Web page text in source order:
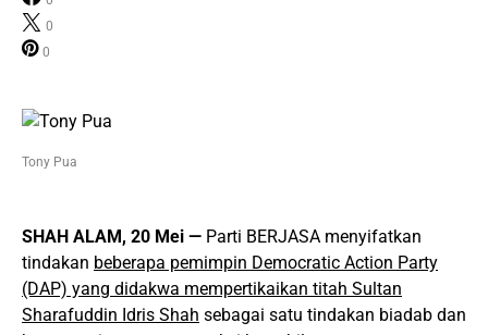
0
0
Tony Pua
SHAH ALAM, 20 Mei — Parti BERJASA menyifatkan
tindakan beberapa pemimpin Democratic Action Party
(DAP) yang didakwa mempertikaikan titah Sultan
Sharafuddin Idris Shah sebagai satu tindakan biadab dan